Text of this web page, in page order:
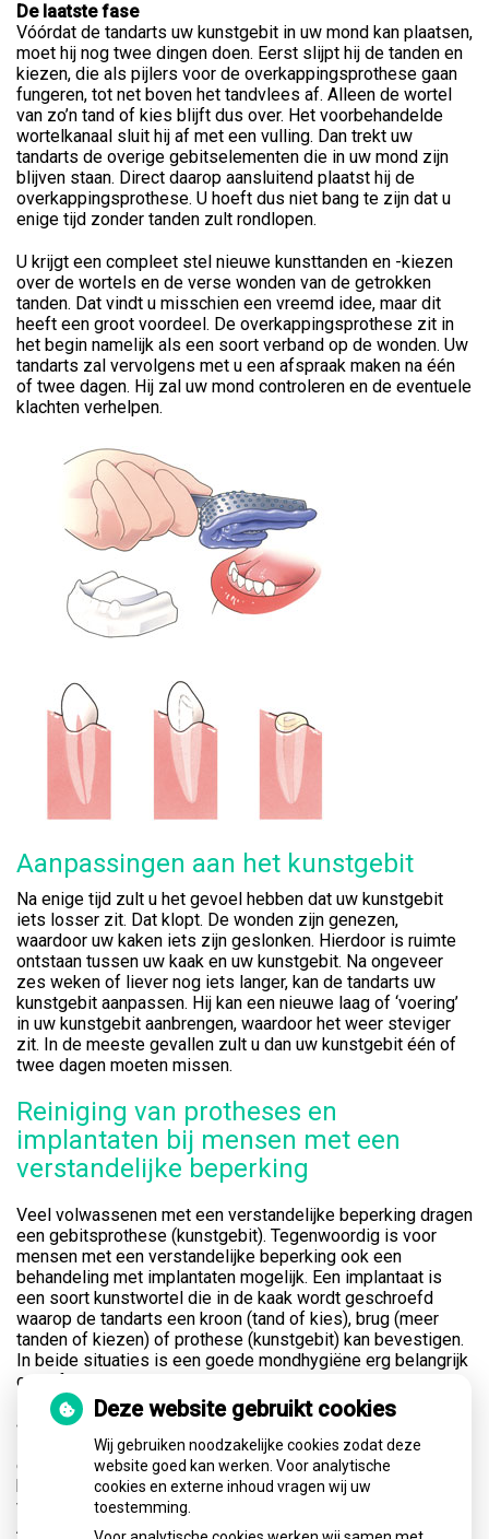
De laatste fase
Vóórdat de tandarts uw kunstgebit in uw mond kan plaatsen,
moet hij nog twee dingen doen. Eerst slijpt hij de tanden en
kiezen, die als pijlers voor de overkappingsprothese gaan
fungeren, tot net boven het tandvlees af. Alleen de wortel
van zo’n tand of kies blijft dus over. Het voorbehandelde
wortelkanaal sluit hij af met een vulling. Dan trekt uw
tandarts de overige gebitselementen die in uw mond zijn
blijven staan. Direct daarop aansluitend plaatst hij de
overkappingsprothese. U hoeft dus niet bang te zijn dat u
enige tijd zonder tanden zult rondlopen.
U krijgt een compleet stel nieuwe kunsttanden en -kiezen
over de wortels en de verse wonden van de getrokken
tanden. Dat vindt u misschien een vreemd idee, maar dit
heeft een groot voordeel. De overkappingsprothese zit in
het begin namelijk als een soort verband op de wonden. Uw
tandarts zal vervolgens met u een afspraak maken na één
of twee dagen. Hij zal uw mond controleren en de eventuele
klachten verhelpen.
Aanpassingen aan het kunstgebit
Na enige tijd zult u het gevoel hebben dat uw kunstgebit
iets losser zit. Dat klopt. De wonden zijn genezen,
waardoor uw kaken iets zijn geslonken. Hierdoor is ruimte
ontstaan tussen uw kaak en uw kunstgebit. Na ongeveer
zes weken of liever nog iets langer, kan de tandarts uw
kunstgebit aanpassen. Hij kan een nieuwe laag of ‘voering’
in uw kunstgebit aanbrengen, waardoor het weer steviger
zit. In de meeste gevallen zult u dan uw kunstgebit één of
twee dagen moeten missen.
Reiniging van protheses en
implantaten bij mensen met een
verstandelijke beperking
Veel volwassenen met een verstandelijke beperking dragen
een gebitsprothese (kunstgebit). Tegenwoordig is voor
mensen met een verstandelijke beperking ook een
behandeling met implantaten mogelijk. Een implantaat is
een soort kunstwortel die in de kaak wordt geschroefd
waarop de tandarts een kroon (tand of kies), brug (meer
tanden of kiezen) of prothese (kunstgebit) kan bevestigen.
In beide situaties is een goede mondhygiëne erg belangrijk
om infecties en ontstekingen te voorkomen.
Schoonmaken van de prothese
De prothese van uw cliënt moet u net als de eigen tanden
en kiezen dagelijks goed schoonmaken. Als u het
kunstgebit niet regelmatig schoonmaakt, blijven er
voedselresten achter. Zowel op het kunstgebit als eronder.
Als u die niet verwijdert, kan het tandvlees gaan ontsteken.
Deze website gebruikt cookies
Wij gebruiken noodzakelijke cookies zodat deze
website goed kan werken. Voor analytische
cookies en externe inhoud vragen wij uw
toestemming.